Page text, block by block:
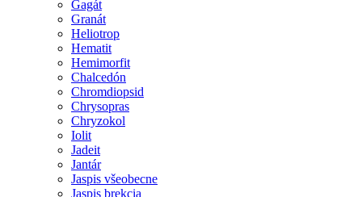
Gagát
Granát
Heliotrop
Hematit
Hemimorfit
Chalcedón
Chromdiopsid
Chrysopras
Chryzokol
Iolit
Jadeit
Jantár
Jaspis všeobecne
Jaspis brekcia